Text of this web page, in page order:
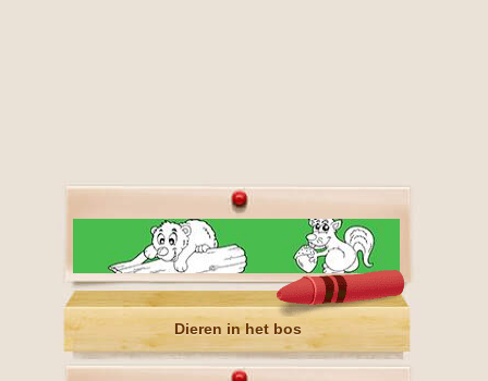
Dieren in het bos